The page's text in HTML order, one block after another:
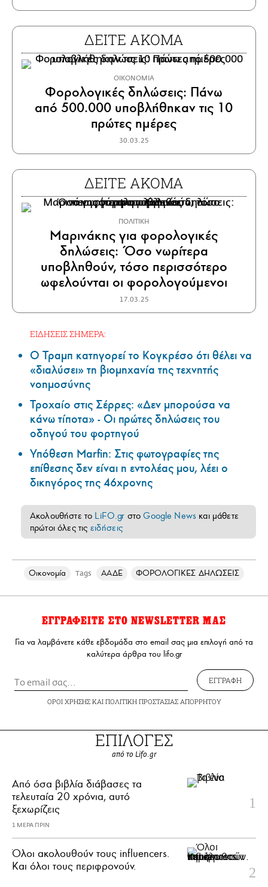
ΔΕΙΤΕ ΑΚΟΜΑ
ΟΙΚΟΝΟΜΙΑ
Φορολογικές δηλώσεις: Πάνω
από 500.000 υποβλήθηκαν τις 10
πρώτες ημέρες
30.03.25
ΔΕΙΤΕ ΑΚΟΜΑ
ΠΟΛΙΤΙΚΗ
Μαρινάκης για φορολογικές
δηλώσεις: Όσο νωρίτερα
υποβληθούν, τόσο περισσότερο
ωφελούνται οι φορολογούμενοι
17.03.25
ΕΙΔΗΣΕΙΣ ΣΗΜΕΡΑ:
Ο Τραμπ κατηγορεί το Κογκρέσο ότι θέλει να
«διαλύσει» τη βιομηχανία της τεχνητής
νοημοσύνης
Τροχαίο στις Σέρρες: «Δεν μπορούσα να
κάνω τίποτα» - Οι πρώτες δηλώσεις του
οδηγού του φορτηγού
Υπόθεση Marfin: Στις φωτογραφίες της
επίθεσης δεν είναι η εντολέας μου, λέει ο
δικηγόρος της 46χρονης
Ακολουθήστε το LiFO.gr στοGoogle News και μάθετε
πρώτοι όλες τις ειδήσεις
Οικονομία Tags ΑΑΔΕ ΦΟΡΟΛΟΓΙΚΕΣ ΔΗΛΩΣΕΙΣ
ΕΓΓΡΑΦΕΙΤΕ ΣΤΟ NEWSLETTER ΜΑΣ
Για να λαμβάνετε κάθε εβδομάδα στο email σας μια επιλογή από τα
καλύτερα άρθρα του lifo.gr
ΕΓΓΡΑΦΗ
ΟΡΟΙ ΧΡΗΣΗΣΚΑΙ ΠΟΛΙΤΙΚΗ ΠΡΟΣΤΑΣΙΑΣ ΑΠΟΡΡΗΤΟΥ
ΕΠΙΛΟΓΕΣ
από το Lifo.gr
Από όσα βιβλία διάβασες τα
τελευταία 20 χρόνια, αυτό
ξεχωρίζεις
1 ΜΕΡΑ ΠΡΙΝ
Όλοι ακολουθούν τους influencers.
Και όλοι τους περιφρονούν.